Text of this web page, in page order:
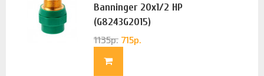
Banninger 20х1/2 НР
(G8243G2015)
1135р. 715р.